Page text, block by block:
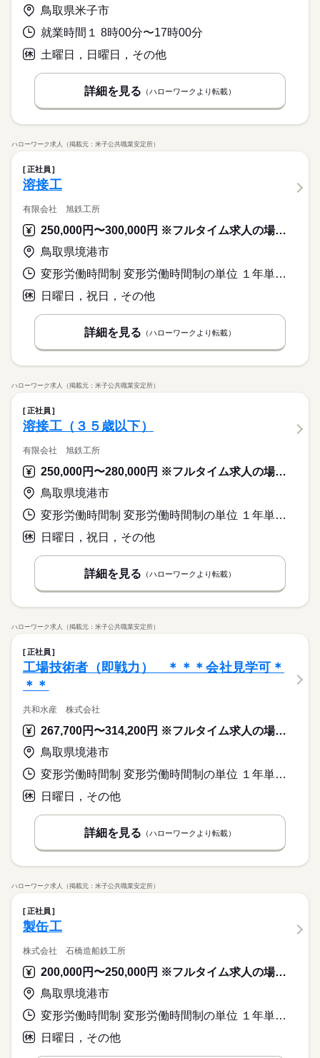
鳥取県米子市
就業時間１ 8時00分〜17時00分
土曜日，日曜日，その他
詳細を見る （ハローワークより転載）
ハローワーク求人（掲載元：米子公共職業安定所）
正社員
溶接工
有限会社 旭鉄工所
250,000円〜300,000円 ※フルタイム求人の場合は月額（換算額）、パート求人の場合は時間額を表示しています。
鳥取県境港市
変形労働時間制 変形労働時間制の単位 １年単位 就業時間１ 8時00分〜17時00分 就業時間２ 8時30分〜16時30分 就業時間に関する特記事項 就業時間（１）３月１日から１０月３１日
日曜日，祝日，その他
詳細を見る （ハローワークより転載）
ハローワーク求人（掲載元：米子公共職業安定所）
正社員
溶接工（３５歳以下）
有限会社 旭鉄工所
250,000円〜280,000円 ※フルタイム求人の場合は月額（換算額）、パート求人の場合は時間額を表示しています。
鳥取県境港市
変形労働時間制 変形労働時間制の単位 １年単位 就業時間１ 8時00分〜17時00分 就業時間２ 8時30分〜16時30分 就業時間に関する特記事項 ＊就業時間（１）： ３月１日から１０月３１日
日曜日，祝日，その他
詳細を見る （ハローワークより転載）
ハローワーク求人（掲載元：米子公共職業安定所）
正社員
工場技術者（即戦力） ＊＊＊会社見学可＊
＊＊
共和水産 株式会社
267,700円〜314,200円 ※フルタイム求人の場合は月額（換算額）、パート求人の場合は時間額を表示しています。
鳥取県境港市
変形労働時間制 変形労働時間制の単位 １年単位 就業時間１ 7時45分〜16時45分 又は 〜の時間の間の8時間 就業時間に関する特記事項 休憩時間
日曜日，その他
詳細を見る （ハローワークより転載）
ハローワーク求人（掲載元：米子公共職業安定所）
正社員
製缶工
株式会社 石橋造船鉄工所
200,000円〜250,000円 ※フルタイム求人の場合は月額（換算額）、パート求人の場合は時間額を表示しています。
鳥取県境港市
変形労働時間制 変形労働時間制の単位 １年単位 就業時間１ 8時00分〜17時00分 就業時間２ 8時00分〜12時00分 就業時間に関する特記事項 （２）は土曜日（休憩なし）
日曜日，その他